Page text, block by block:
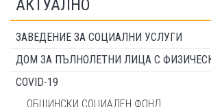
АКТУАЛНО
ЗАВЕДЕНИЕ ЗА СОЦИАЛНИ УСЛУГИ
ДОМ ЗА ПЪЛНОЛЕТНИ ЛИЦА С
COVID-19
ОБЩИНСКИ СОЦИАЛЕН ФОНД